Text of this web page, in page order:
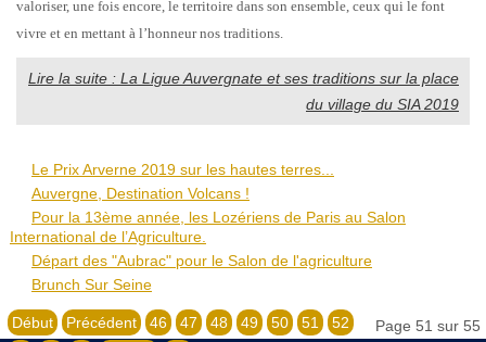
valoriser, une fois encore, le territoire dans son ensemble, ceux qui le font
vivre et en mettant à l’honneur nos traditions.
Lire la suite : La Ligue Auvergnate et ses traditions sur la place
du village du SIA 2019
Le Prix Arverne 2019 sur les hautes terres...
Auvergne, Destination Volcans !
Pour la 13ème année, les Lozériens de Paris au Salon
International de l’Agriculture.
Départ des "Aubrac" pour le Salon de l'agriculture
Brunch Sur Seine
Page 51 sur 55
Début Précédent 46 47 48 49 50 51
52